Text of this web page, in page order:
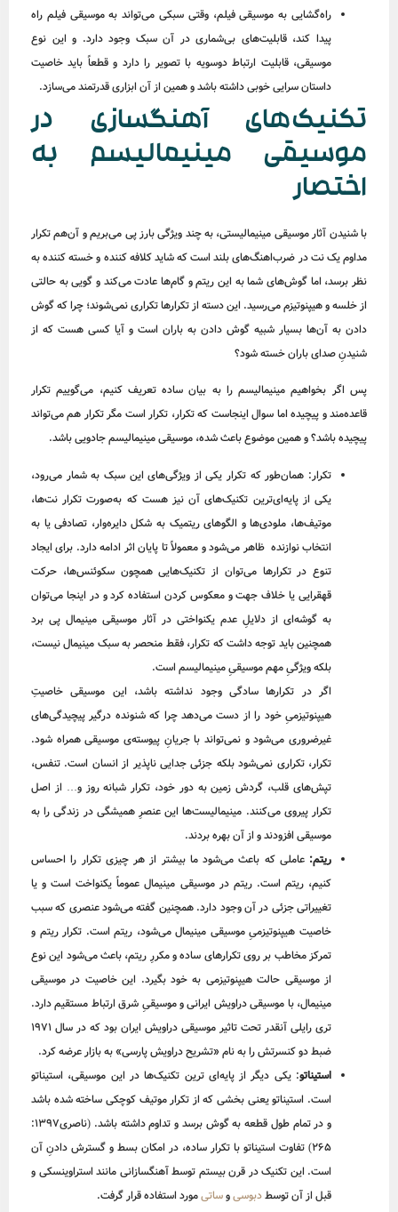
راه‌گشایی به موسیقی فیلم، وقتی سبکی می‌تواند به موسیقی فیلم راه
پیدا کند، قابلیت‌های بی‌شماری در آن سبک وجود دارد. و این نوع
موسیقی، قابلیت ارتباط دوسویه با تصویر را دارد و قطعاً باید خاصیت
داستان سرایی خوبی داشته باشد و همین از آن ابزاری قدرتمند می‌سازد.
تکنیک‌های آهنگسازی در
موسیقی مینیمالیسم به
اختصار
با شنیدن آثار موسیقی مینیمالیستی، به چند ویژگی بارز پی می‌بریم و آن‌هم تکرار
مداوم یک نت در ضرب‌اهنگ‌های بلند است که شاید کلافه کننده و خسته کننده به‌
نظر برسد، اما گوش‌های شما به این ریتم و گام‌ها عادت می‌کند و گویی به حالتی
از خلسه و هیپنوتیزم می‌رسید. این دسته از تکرارها تکراری نمی‌شوند؛ چرا که گوش
دادن به آن‌ها بسیار شبیه گوش دادن به باران است و آیا کسی هست که از
شنیدنِ صدای باران خسته شود؟
پس اگر بخواهیم مینیمالیسم را به بیان ساده تعریف کنیم، می‌گوییم تکرار
قاعده‌مند و پیچیده اما سوال اینجاست که تکرار، تکرار است مگر تکرار هم می‌تواند
پیچیده باشد؟ و همین موضوع باعث شده، موسیقی مینیمالیسم جادویی باشد.
تکرار: همان‌طور که تکرار یکی از ویژگی‌های این سبک به شمار می‌رود،
یکی از پایه‌ای‌ترین تکنیک‌های آن نیز هست که به‌صورت تکرار نت‌ها،
موتیف‌ها، ملودی‌ها و الگوهای ریتمیک به شکل دایره‌وار، تصادفی یا به
انتخاب نوازنده ظاهر می‌شود و معمولاً تا پایان اثر ادامه دارد. برای ایجاد
تنوع در تکرارها می‌توان از تکنیک‌هایی همچون سکوئنس‌ها، حرکت
قهقرایی یا خلاف جهت و معکوس کردن استفاده کرد و در اینجا می‌توان
به گوشه‌ای از دلایلِ عدم یکنواختی در آثار موسیقی مینیمال پی برد
همچنین باید توجه داشت که تکرار، فقط منحصر به سبک مینیمال نیست،
بلکه ویژگیِ مهم موسیقیِ مینیمالیسم است.
اگر در تکرارها سادگی وجود نداشته باشد، این موسیقی خاصیتِ
هیپنوتیزمیِ خود را از دست می‌دهد چرا که شنونده درگیر پیچیدگی‌های
غیرضروری می‌شود و نمی‌‌تواند با جریانِ پیوسته‌ی موسیقی همراه شود.
تکرار، تکراری نمی‌شود بلکه جزئی جدایی ناپذیر از انسان‌ است. تنفس،
تپش‌های قلب، گردش زمین به دور خود، تکرار شبانه روز و… از اصل
تکرار پیروی می‌کنند. مینیمالیست‌ها این عنصرِ همیشگی در زندگی ‌را به
موسیقی افزودند و از آن بهره بردند.
ریتم: عاملی که باعث می‌شود ما بیشتر از هر چیزی تکرار را احساس
کنیم، ریتم است. ریتم در موسیقی مینیمال عموماً یکنواخت است و یا
تغییراتی جزئی‌ در آن وجود دارد. همچنین گفته می‌شود عنصری که سبب
خاصیت هیپنوتیزمیِ موسیقی مینیمال می‌شود، ریتم است. تکرار ریتم و
تمرکز مخاطب بر روی تکرارهای ساده و مکررِ ریتم، باعث می‌شود این نوع
از موسیقی حالت هیپنوتیزمی به خود بگیرد. این خاصیت در موسیقی
مینیمال، با موسیقی دراویش ایرانی و موسیقیِ شرق ارتباط مستقیم دارد.
تری رایلی آنقدر تحت تاثیر موسیقی دراویش ایران بود که در سال 1971
ضبط دو کنسرتش را به نام «تشریح دراویش پارسی» به بازار عرضه کرد.
استیناتو: یکی دیگر از پایه‌ای ترین تکنیک‌ها در این موسیقی، استیناتو
است. استیناتو یعنی بخشی که از تکرار موتیف کوچکی ساخته شده باشد
و در تمام طول قطعه به گوش برسد و تداوم داشته باشد. (ناصری1397:
265) تفاوت استیناتو با تکرار ساده، در امکان بسط و گسترش دادنِ آن
است. این تکنیک در قرن بیستم توسط آهنگسازانی مانند استراوینسکی و
قبل از آن‌ توسطدبوسیوساتیمورد استفاده قرار گرفت.